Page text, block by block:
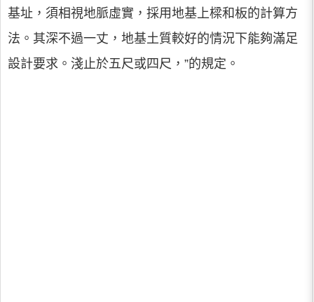
基址，須相視地脈虛實，採用地基上樑和板的計算方
法。其深不過一丈，地基土質較好的情況下能夠滿足
設計要求。淺止於五尺或四尺，”的規定。